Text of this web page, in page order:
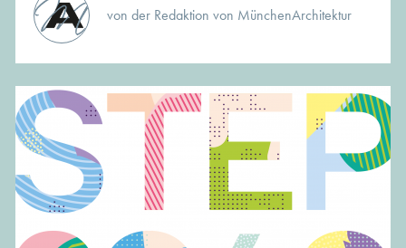
von der Redaktion von MünchenArchitektur